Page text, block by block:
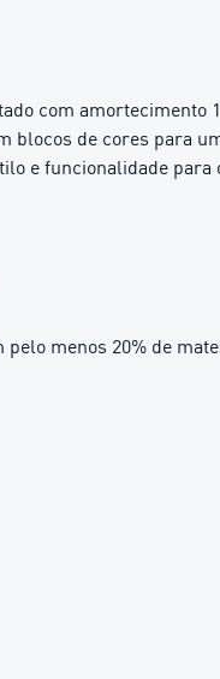
com amortecimento
blocos de cores para
e funcionalidade para
pelo menos 20% de